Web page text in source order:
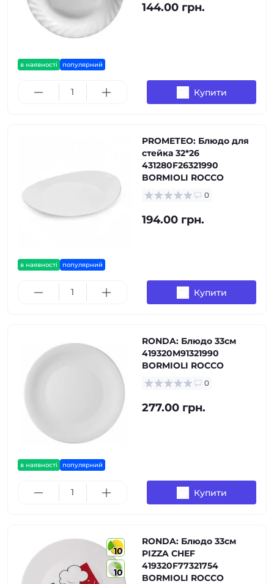
в наявності популярний
144.00 грн.
Купити
в наявності популярний
PROMETEO: Блюдо для
стейка 32*26
431280F26321990
BORMIOLI ROCCO
0
194.00 грн.
Купити
в наявності популярний
RONDA: Блюдо 33см
419320M91321990
BORMIOLI ROCCO
0
277.00 грн.
Купити
10
10
RONDA: Блюдо 33см
PIZZA CHEF
419320F77321754
BORMIOLI ROCCO